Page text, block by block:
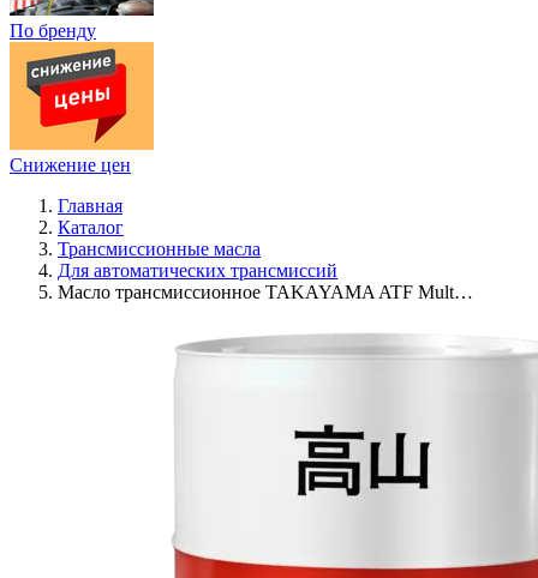
По бренду
Снижение цен
Главная
Каталог
Трансмиссионные масла
Для автоматических трансмиссий
Масло трансмиссионное TAKAYAMA ATF Mult…